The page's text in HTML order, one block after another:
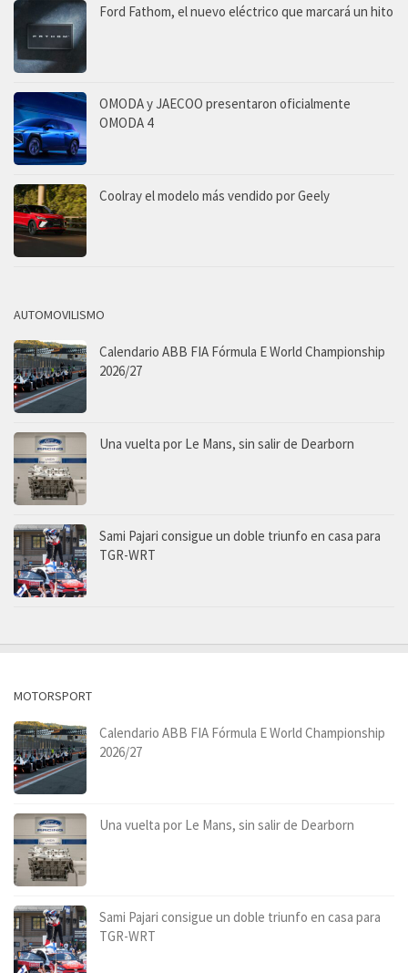
Ford Fathom, el nuevo eléctrico que marcará un hito
OMODA y JAECOO presentaron oficialmente
OMODA 4
Coolray el modelo más vendido por Geely
AUTOMOVILISMO
Calendario ABB FIA Fórmula E World Championship
2026/27
Una vuelta por Le Mans, sin salir de Dearborn
Sami Pajari consigue un doble triunfo en casa para
TGR-WRT
MOTORSPORT
Calendario ABB FIA Fórmula E World Championship
2026/27
Una vuelta por Le Mans, sin salir de Dearborn
Sami Pajari consigue un doble triunfo en casa para
TGR-WRT